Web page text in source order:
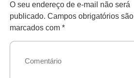
O seu endereço de e-mail não será
publicado. Campos obrigatórios são
marcados com *